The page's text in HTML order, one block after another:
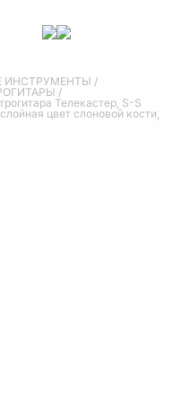
ИНСТРУМЕНТЫ /
/
Телекастер, S-S
цвет слоновой кости,